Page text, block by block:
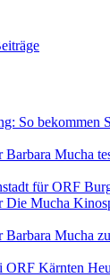
So bekommen
für ORF
ORF Kärnten